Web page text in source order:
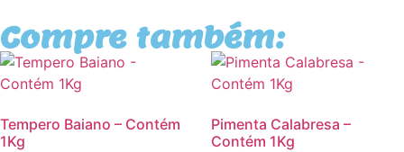
Compre também:
Tempero Baiano – Contém
1Kg
Pimenta Calabresa –
Contém 1Kg